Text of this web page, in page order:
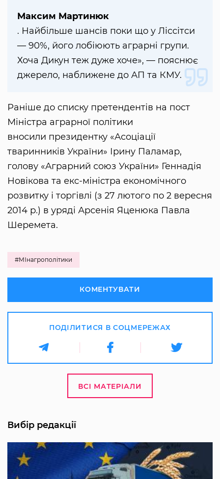
Максим Мартинюк
. Найбільше шансів поки що у Ліссітси
— 90%, його лобіюють аграрні групи.
Хоча Дикун теж дуже хоче», — пояснює
джерело, наближене до АП та КМУ.
Раніше до списку претендентів на пост
Міністра аграрної політики
вносили президентку «Асоціації
тваринників України» Ірину Паламар,
голову «Аграрний союз України» Геннадія
Новікова та екс-міністра економічного
розвитку і торгівлі (з 27 лютого по 2 вересня
2014 р.) в уряді Арсенія Яценюка Павла
Шеремета.
#МІнагрополітики
КОМЕНТУВАТИ
ПОДІЛИТИСЯ В СОЦМЕРЕЖАХ
ВСІ МАТЕРІАЛИ
Вибір редакції